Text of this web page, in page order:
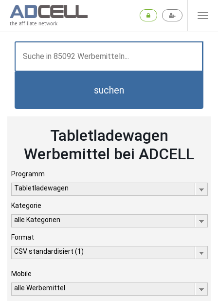
the affiliate network
suchen
Tabletladewagen
Werbemittel bei ADCELL
Programm
Tabletladewagen
Kategorie
alle Kategorien
Format
CSV standardisiert (1)
Mobile
alle Werbemittel